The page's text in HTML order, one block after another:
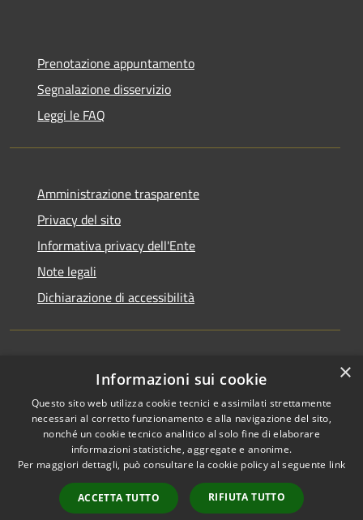
Prenotazione appuntamento
Segnalazione disservizio
Leggi le FAQ
Amministrazione trasparente
Privacy del sito
Informativa privacy dell'Ente
Note legali
Dichiarazione di accessibilità
Newsletter
RSS
Accessibilità
Copyright © 2026 • Comune di
Municipium•
Accesso
×
Informazioni sui cookie
Questo sito web utilizza cookie tecnici e assimilati strettamente
necessari al corretto funzionamento e alla navigazione del sito,
nonché un cookie tecnico analitico al solo fine di elaborare
informazioni statistiche, aggregate e anonime.
Per maggiori dettagli, può consultare la cookie policy al seguente link
ACCETTA TUTTO RIFIUTA TUTTO